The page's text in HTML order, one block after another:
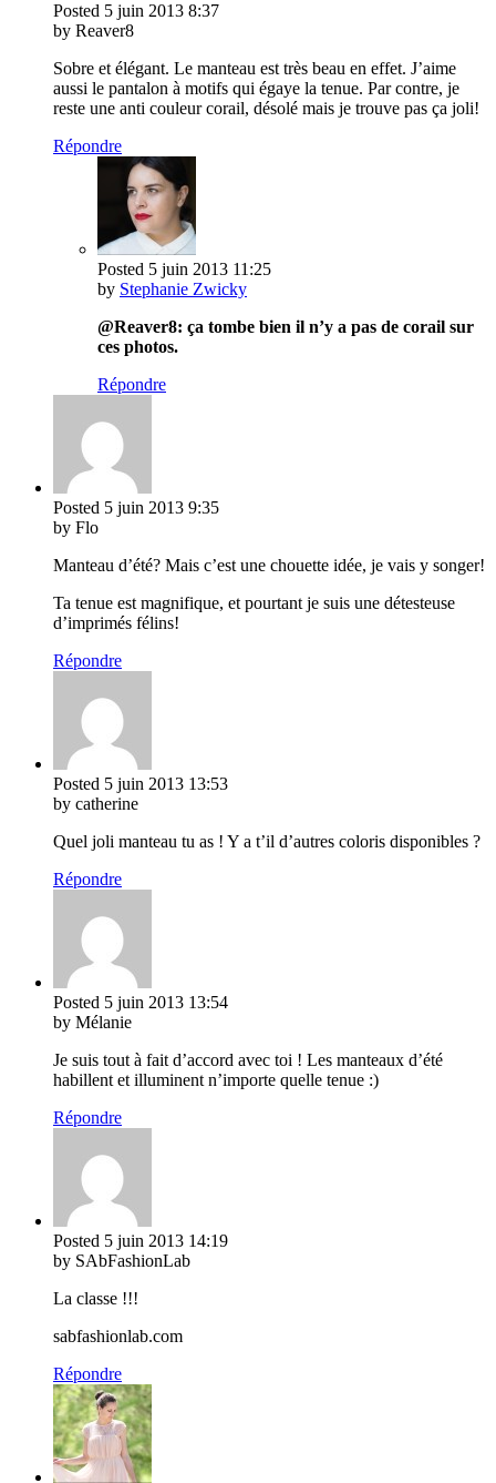
Posted 5 juin 2013 8:37
by Reaver8
Sobre et élégant. Le manteau est très beau en effet. J’aime
aussi le pantalon à motifs qui égaye la tenue. Par contre, je
reste une anti couleur corail, désolé mais je trouve pas ça joli!
Répondre
Posted 5 juin 2013 11:25
by Stephanie Zwicky
@Reaver8: ça tombe bien il n’y a pas de corail sur
ces photos.
Répondre
Posted 5 juin 2013 9:35
by Flo
Manteau d’été? Mais c’est une chouette idée, je vais y songer!
Ta tenue est magnifique, et pourtant je suis une détesteuse
d’imprimés félins!
Répondre
Posted 5 juin 2013 13:53
by catherine
Quel joli manteau tu as ! Y a t’il d’autres coloris disponibles ?
Répondre
Posted 5 juin 2013 13:54
by Mélanie
Je suis tout à fait d’accord avec toi ! Les manteaux d’été
habillent et illuminent n’importe quelle tenue :)
Répondre
Posted 5 juin 2013 14:19
by SAbFashionLab
La classe !!!
sabfashionlab.com
Répondre